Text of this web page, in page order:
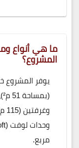
ما هي أنواع
المشروع؟
يوفر المشروع
مربع.